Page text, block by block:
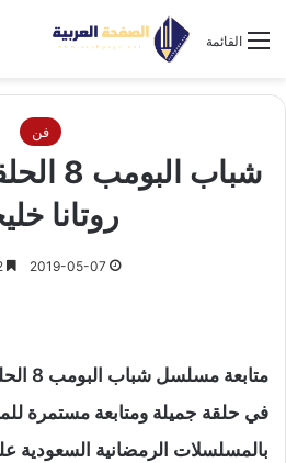
القائمة
فن
روتانا
2019-05-07 2 دقائق
في حلقة جميلة ومتابعة مستمرة
بالمسلسلات الرمضانية السعودية